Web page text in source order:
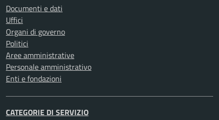
Documenti e dati
Uffici
Organi di governo
Politici
Aree amministrative
Personale amministrativo
Enti e fondazioni
CATEGORIE DI SERVIZIO